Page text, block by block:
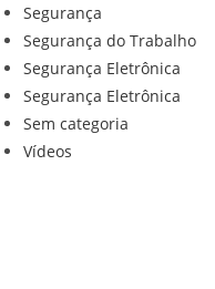
Segurança
Segurança do Trabalho
Segurança Eletrônica
Segurança Eletrônica
Sem categoria
Vídeos